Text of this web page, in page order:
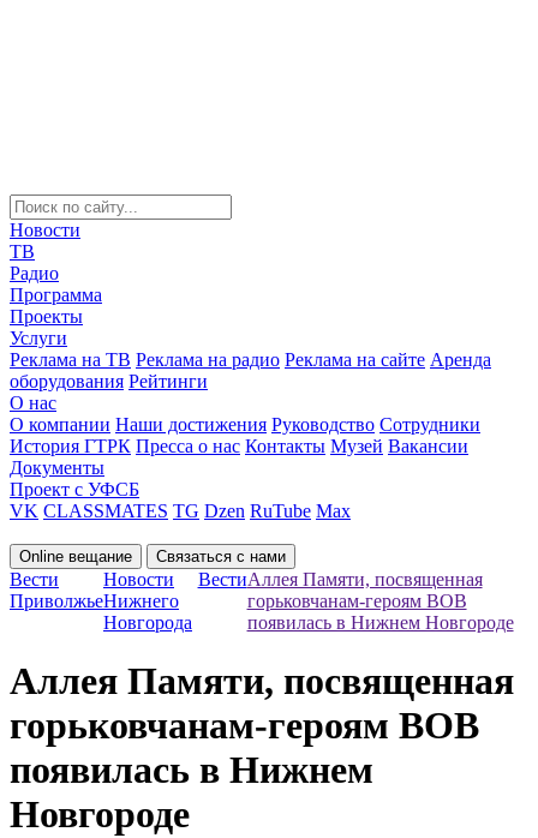
Новости
ТВ
Радио
Программа
Проекты
Услуги
Реклама на ТВ Реклама на радио Реклама на сайте Аренда
оборудования Рейтинги
О нас
О компании Наши достижения Руководство Сотрудники
История ГТРК Пресса о нас Контакты Музей Вакансии
Документы
Проект с УФСБ
VK CLASSMATES TG Dzen RuTube Max
Online вещание Связаться с нами
Вести
Приволжье
Новости
Нижнего
Новгорода
ВестиАллея Памяти, посвященная
горьковчанам-героям ВОВ
появилась в Нижнем Новгороде
Аллея Памяти, посвященная
горьковчанам-героям ВОВ
появилась в Нижнем
Новгороде